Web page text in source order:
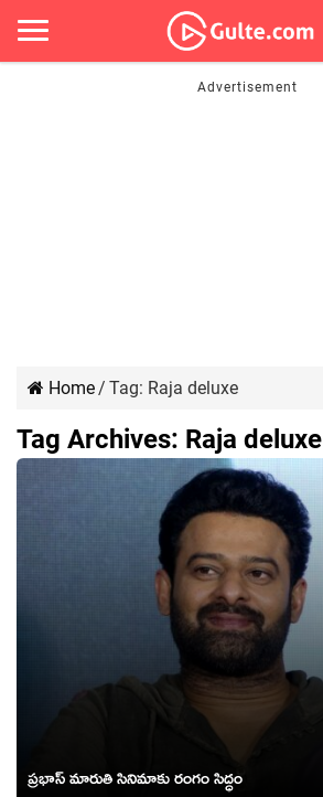
Home/ Tag: Raja deluxe
Tag Archives: Raja deluxe
ప్రభాస్ మారుతి సినిమాకు రంగం సిద్ధం